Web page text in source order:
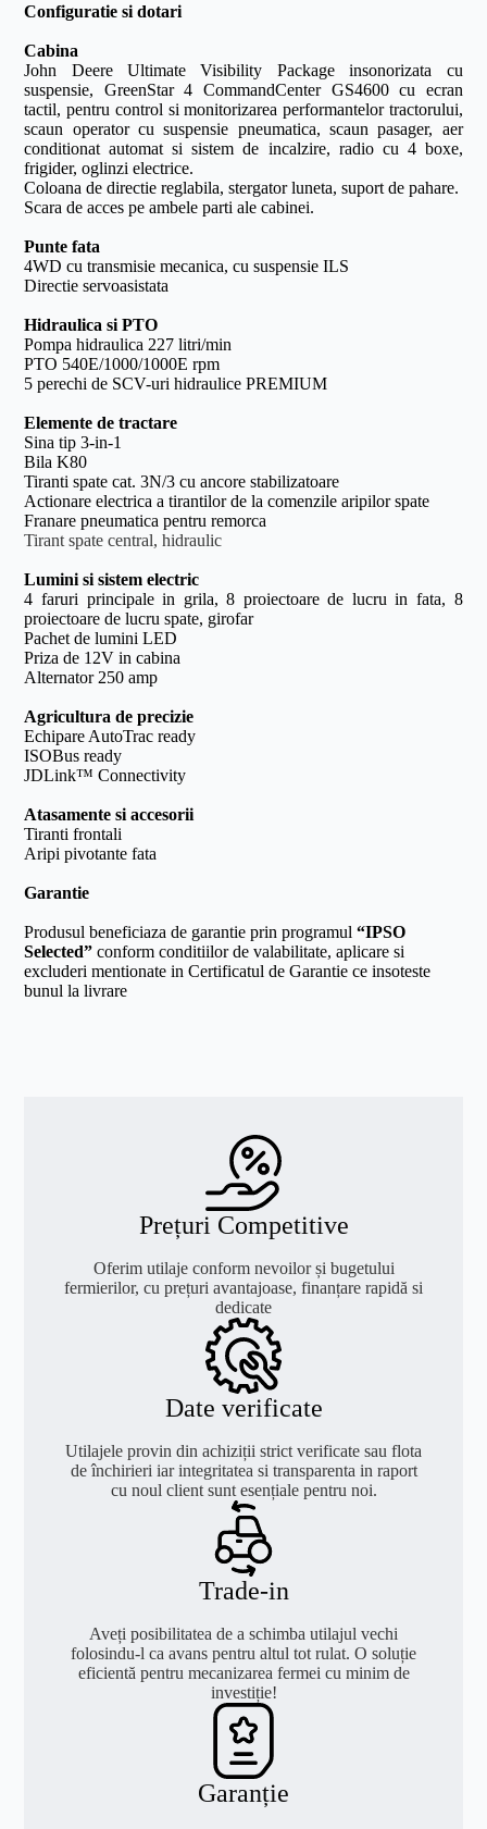
Configuratie si dotari
Cabina
John Deere Ultimate Visibility Package insonorizata cu
suspensie, GreenStar 4 CommandCenter GS4600 cu ecran
tactil, pentru control si monitorizarea performantelor tractorului,
scaun operator cu suspensie pneumatica, scaun pasager, aer
conditionat automat si sistem de incalzire, radio cu 4 boxe,
frigider, oglinzi electrice.
Coloana de directie reglabila, stergator luneta, suport de pahare.
Scara de acces pe ambele parti ale cabinei.
Punte fata
4WD cu transmisie mecanica, cu suspensie ILS
Directie servoasistata
Hidraulica si PTO
Pompa hidraulica 227 litri/min
PTO 540E/1000/1000E rpm
5 perechi de SCV-uri hidraulice PREMIUM
Elemente de tractare
Sina tip 3-in-1
Bila K80
Tiranti spate cat. 3N/3 cu ancore stabilizatoare
Actionare electrica a tirantilor de la comenzile aripilor spate
Franare pneumatica pentru remorca
Tirant spate central, hidraulic
Lumini si sistem electric
4 faruri principale in grila, 8 proiectoare de lucru in fata, 8
proiectoare de lucru spate, girofar
Pachet de lumini LED
Priza de 12V in cabina
Alternator 250 amp
Agricultura de precizie
Echipare AutoTrac ready
ISOBus ready
JDLink™ Connectivity
Atasamente si accesorii
Tiranti frontali
Aripi pivotante fata
Garantie
Produsul beneficiaza de garantie prin programul“IPSO
Selected” conform conditiilor de valabilitate, aplicare si
excluderi mentionate in Certificatul de Garantie ce insoteste
bunul la livrare
Prețuri Competitive
Oferim utilaje conform nevoilor și bugetului
fermierilor, cu prețuri avantajoase, finanțare rapidă si
dedicate
Date verificate
Utilajele provin din achiziții strict verificate sau flota
de închirieri iar integritatea si transparenta in raport
cu noul client sunt esențiale pentru noi.
Trade-in
Aveți posibilitatea de a schimba utilajul vechi
folosindu-l ca avans pentru altul tot rulat. O soluție
eficientă pentru mecanizarea fermei cu minim de
investiție!
Garanție